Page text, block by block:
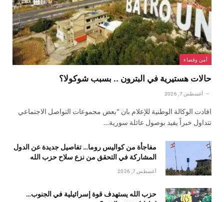
أمن وقضاء
حالات هستيرية في البترون .. بسبب شوكولا؟
أغسطس 7, 2026
افادت الوكالة الوطنية للإعلام بان “بعض مجموعات التواصل الاجتماعي
تتداول خبراً يفيد بوصول عائلة سورية…
مفاجأة من كواليس روما… تفاصيل جديدة عن الدول
المشاركة في التحقق من نزع سلاح حزب الله
أغسطس 7, 2026
حزب الله يستهدف قوة إسرائيلية في الجنوب…